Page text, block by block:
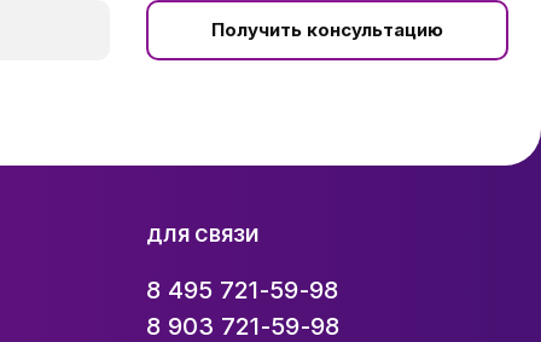
Получить консультацию
ДЛЯ СВЯЗИ
8 495 721-59-98
8 903 721-59-98